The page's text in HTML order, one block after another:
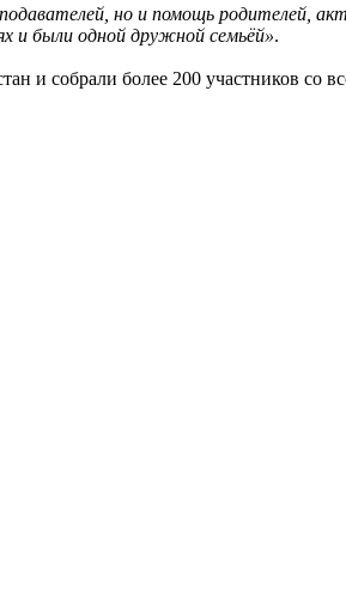
но и помощь родителей,
и были одной дружной семьёй».
и собрали более 200 участников со